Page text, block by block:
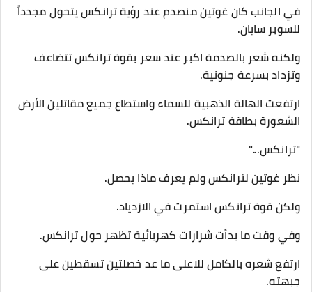
في الجانب كان غوتين منصدم عند رؤية ترانكس يتحول مجدداً
للسوبر سايان.
ولكنه شعر بالصدمة اكبر عند سعر بقوة ترانكس تتضاعف
وتزداد بسرعة جنونية.
ارتفعت الهالة الذهبية للسماء واستطاع جميع مقاتلين الأرض
الشعورة بطاقة ترانكس.
"ترانكس..."
نظر غوتين لترانكس ولم يعرف ماذا يحصل.
ولكن قوة ترانكس استمرت في الازدياد.
وفي وقت ما بدأت شرارات كهربائية تظهر حول ترانكس.
ارتفع شعره بالكامل للاعلى ما عد خصلتين تسقطين على
جبهته.